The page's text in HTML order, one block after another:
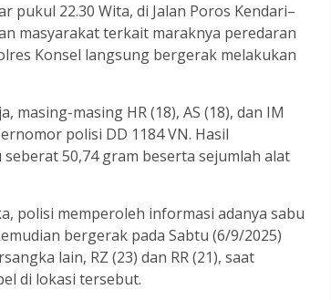
pukul 22.30 Wita, di Jalan Poros Kendari–
masyarakat terkait maraknya peredaran
Konsel langsung bergerak melakukan
masing HR (18), AS (18), dan IM
polisi DD 1184 VN. Hasil
50,74 gram beserta sejumlah alat
polisi memperoleh informasi adanya sabu
bergerak pada Sabtu (6/9/2025)
lain, RZ (23) dan RR (21), saat
di lokasi tersebut.